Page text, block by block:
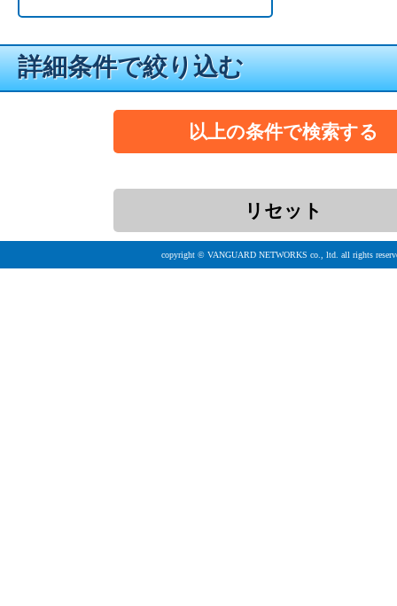
詳細条件で絞り込む
copyright © VANGUARD NETWORKS co., ltd. all rights